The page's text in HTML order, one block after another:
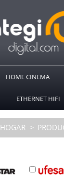
HOME CINEMA
ETHERNET HIFI
HOGAR